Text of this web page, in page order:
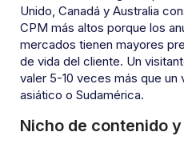
Unido, Canadá y Australia
CPM más altos porque los
mercados tienen mayores
de vida del cliente. Un
valer 5-10 veces más que un
asiático o Sudamérica.
Nicho de contenido